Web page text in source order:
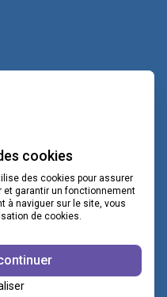
CNV
cookies
des cookies pour assurer
et garantir un fonctionnement
à naviguer sur le site, vous
de cookies.